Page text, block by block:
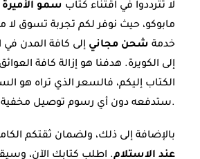
لا تترددوا في اقتناء كتاب سمو
مابوكو، حيث نوفر لكم تجربة تسوق لا
خدمة شحن مجاني إلى كافة المدن
إلى الكويرة. هدفنا هو إزالة كافة
الكتاب إليكم، فالسعر الذي تراه هو
ستدفعه دون أي رسوم توصيل مخفية.
بالإضافة إلى ذلك، ولضمان ثقتكم
عند الاستلام. اطلب كتابك الآن،